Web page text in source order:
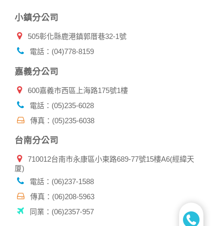
小鎮分公司
505彰化縣鹿港鎮郭厝巷32-1號
電話：(04)778-8159
嘉義分公司
600嘉義市西區上海路175號1樓
電話：(05)235-6028
傳真：(05)235-6038
台南分公司
710012台南市永康區小東路689-77號15樓A6(經緯天
厦)
電話：(06)237-1588
傳真：(06)208-5963
同業：(06)2357-957